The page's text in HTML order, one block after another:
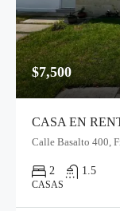
$7,500
CASA EN
2 1.5
CASAS